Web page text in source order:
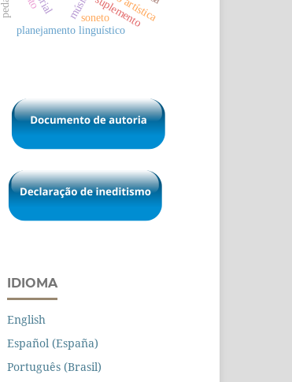
suplemento
soneto
planejamento linguístico
IDIOMA
English
Español (España)
Português (Brasil)